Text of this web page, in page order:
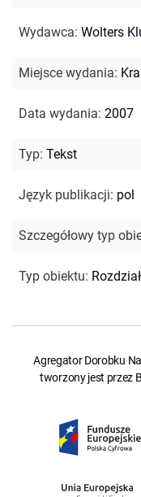
Wydawca: Wolters
Miejsce wydania:
Data wydania: 2007
Typ: Tekst
Język publikacji: pol
Szczegółowy typ
Typ obiektu: Rozdział
Agregator Dorobku
tworzony jest przez